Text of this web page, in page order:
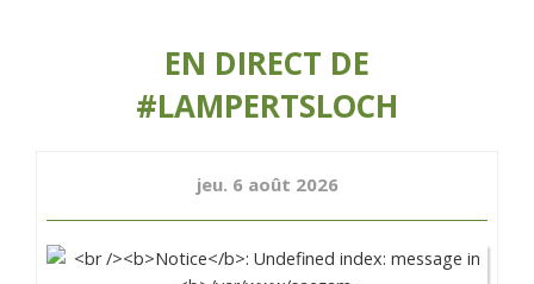
EN DIRECT DE
#LAMPERTSLOCH
jeu. 6 août 2026